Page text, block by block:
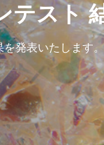
テスト
発表いたします